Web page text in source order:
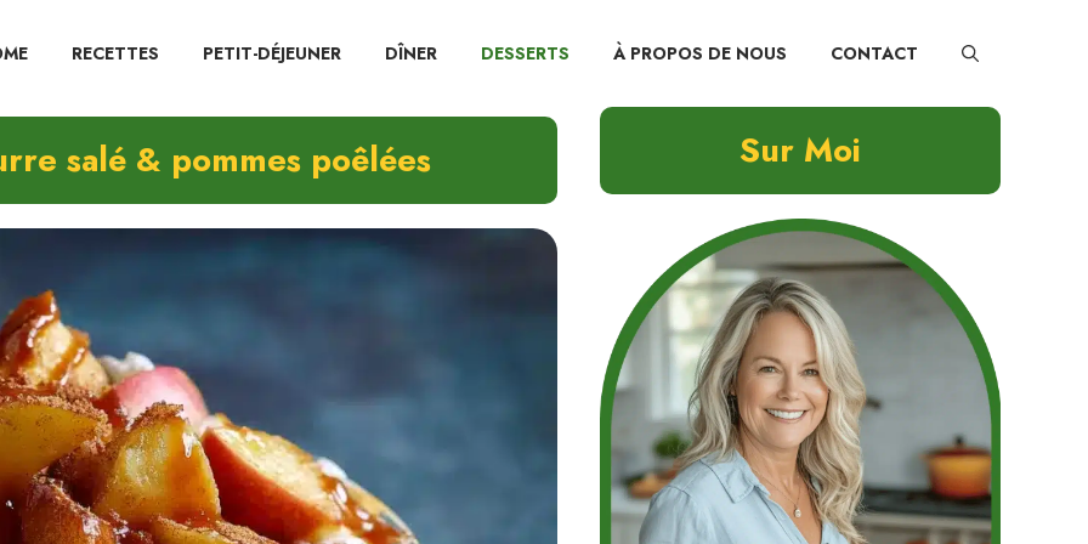
RECETTES PETIT-DÉJEUNER DÎNER DESSERTS À PROPOS DE NOUS CONTACT
salé & pommes poêlées Sur Moi